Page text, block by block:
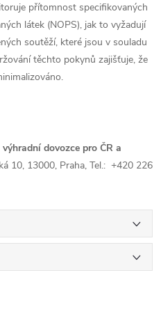
přítomnost specifikovaných
látek (NOPS), jak to vyžadují
soutěží, které jsou v souladu
těchto pokynů zajišťuje, že
dovozce pro ČR a
10, 13000, Praha, Tel.: +420 226